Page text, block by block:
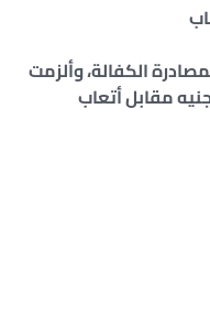
الكفالة، وألزمت
مقابل أتعاب